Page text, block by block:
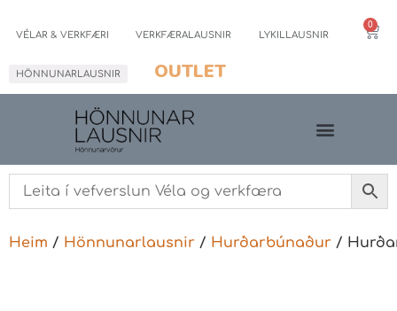
VÉLAR & VERKFÆRI VERKFÆRALAUSNIR LYKILLAUSNIR
HÖNNUNARLAUSNIR OUTLET
0
Heim / Hönnunarlausnir / Hurðarbúnaður /